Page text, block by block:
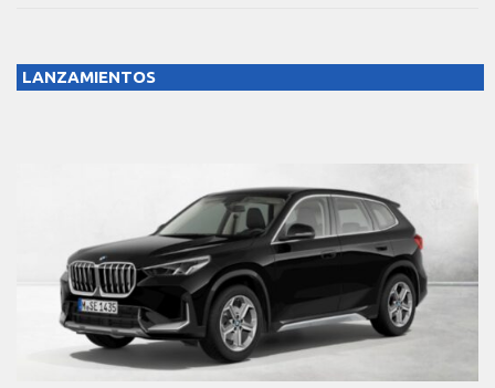
LANZAMIENTOS